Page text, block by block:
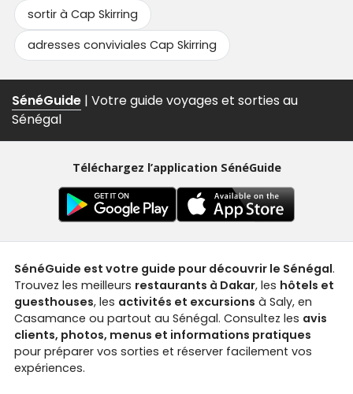
sortir à Cap Skirring
adresses conviviales Cap Skirring
SénéGuide | Votre guide voyages et sorties au
Sénégal
Téléchargez l’application SénéGuide
SénéGuide est votre guide pour découvrir le Sénégal.
Trouvez les meilleurs restaurants à Dakar, les hôtels et
guesthouses, les activités et excursions à Saly, en
Casamance ou partout au Sénégal. Consultez les avis
clients, photos, menus et informations pratiques
pour préparer vos sorties et réserver facilement vos
expériences.